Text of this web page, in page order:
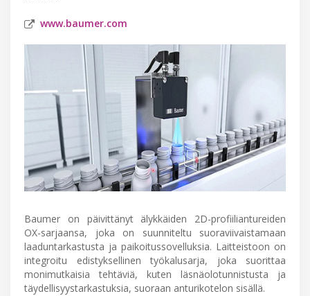
www.baumer.com
Baumer on päivittänyt älykkäiden 2D-profiiliantureiden
OX-sarjaansa, joka on suunniteltu suoraviivaistamaan
laaduntarkastusta ja paikoitussovelluksia. Laitteistoon on
integroitu edistyksellinen työkalusarja, joka suorittaa
monimutkaisia tehtäviä, kuten läsnäolotunnistusta ja
täydellisyystarkastuksia, suoraan anturikotelon sisällä.